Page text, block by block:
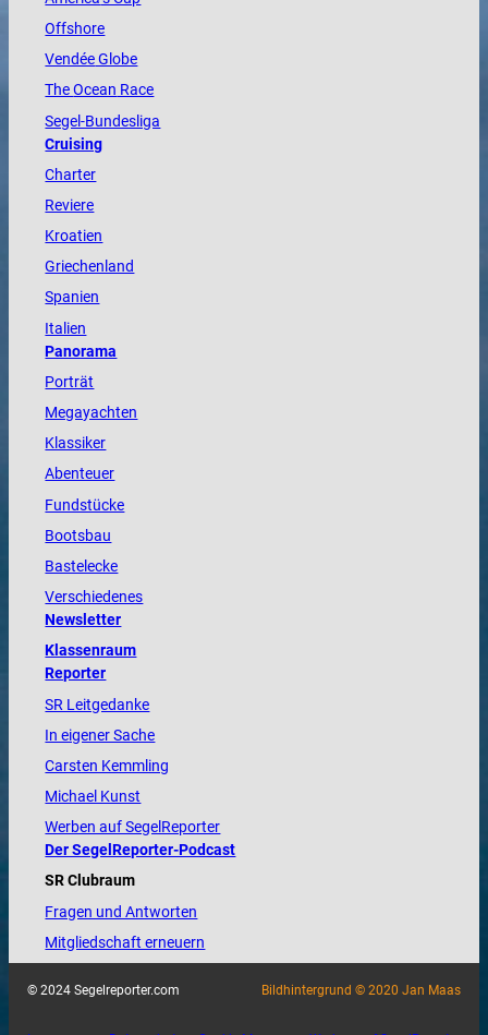
Offshore
VendéeGlobe
TheOcean Race
Segel-Bundesliga
Cruising
Charter
Reviere
Kroatien
Griechenland
Spanien
Italien
Panorama
Porträt
Megayachten
Klassiker
Abenteuer
Fundstücke
Bootsbau
Bastelecke
Verschiedenes
Newsletter
Klassenraum
Reporter
SR Leitgedanke
In eigener Sache
Carsten Kemmling
Michael Kunst
Werben auf SegelReporter
Der SegelReporter-Podcast
SR Clubraum
Fragen und Antworten
Mitgliedschaft erneuern
© 2024 Segelreporter.com Bildhintergrund © 2020 Jan Maas